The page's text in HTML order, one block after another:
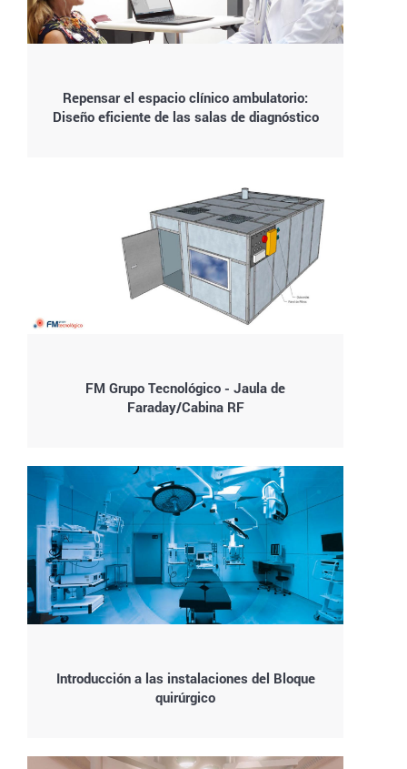
Repensar el espacio clínico ambulatorio:
Diseño eficiente de las salas de diagnóstico
FM Grupo Tecnológico - Jaula de
Faraday/Cabina RF
Introducción a las instalaciones del Bloque
quirúrgico